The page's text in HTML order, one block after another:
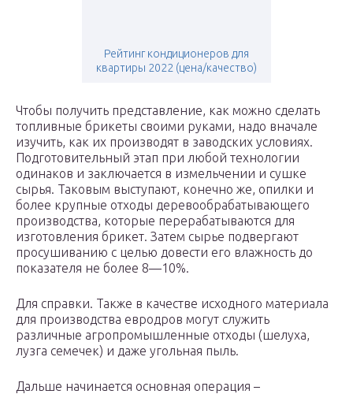
Рейтинг кондиционеров для
квартиры 2022 (цена/качество)
Чтобы получить представление, как можно сделать
топливные брикеты своими руками, надо вначале
изучить, как их производят в заводских условиях.
Подготовительный этап при любой технологии
одинаков и заключается в измельчении и сушке
сырья. Таковым выступают, конечно же, опилки и
более крупные отходы деревообрабатывающего
производства, которые перерабатываются для
изготовления брикет. Затем сырье подвергают
просушиванию с целью довести его влажность до
показателя не более 8—10%.
Для справки. Также в качестве исходного материала
для производства евродров могут служить
различные агропромышленные отходы (шелуха,
лузга семечек) и даже угольная пыль.
Дальше начинается основная операция –